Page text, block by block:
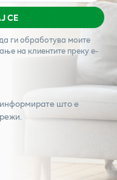
СЕ
ги обработува моите
на клиентите преку е-
што е